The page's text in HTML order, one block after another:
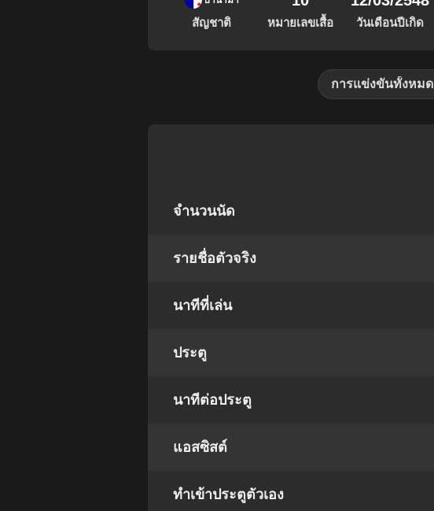
สัญชาติ หมายเลขเสื้อ วันเดือนปีเกิด
การแข่งขันทั้งหมด
จำนวนนัด
รายชื่อตัวจริง
นาทีที่เล่น
ประตู
นาทีต่อประตู
แอสซิสต์
ทําเข้าประตูตัวเอง